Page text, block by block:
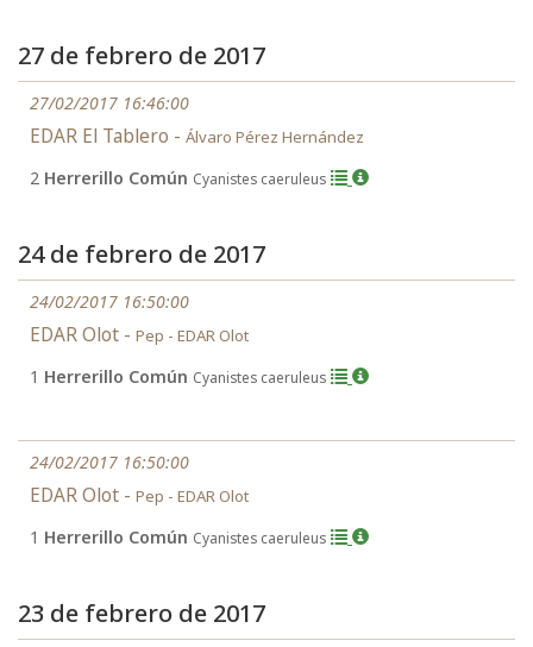
27 de febrero de 2017
27/02/2017 16:46:00
EDAR El Tablero - Álvaro Pérez Hernández
2 Herrerillo Común Cyanistes caeruleus
24 de febrero de 2017
24/02/2017 16:50:00
EDAR Olot - Pep - EDAR Olot
1 Herrerillo Común Cyanistes caeruleus
24/02/2017 16:50:00
EDAR Olot - Pep - EDAR Olot
1 Herrerillo Común Cyanistes caeruleus
23 de febrero de 2017